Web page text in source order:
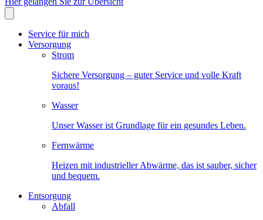
Service für mich
Versorgung
Strom
Sichere Versorgung – guter Service und volle Kraft
voraus!
Wasser
Unser Wasser ist Grundlage für ein gesundes Leben.
Fernwärme
Heizen mit industrieller Abwärme, das ist sauber, sicher
und bequem.
Entsorgung
Abfall